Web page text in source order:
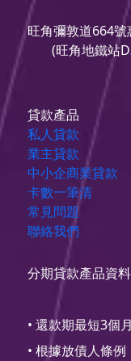
旺角彌敦道664
(旺角地鐵站
貸款產品
私人貸款
業主貸款
中小企商業貸款
卡數一筆清
常見問題
聯絡我們
分期貸款產品資料
• 還款期最短3個
• 根據放債人條